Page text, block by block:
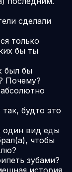
сделали
только
бы ты
был бы
Почему?
будто это
один вид еды
чтобы
зубами?